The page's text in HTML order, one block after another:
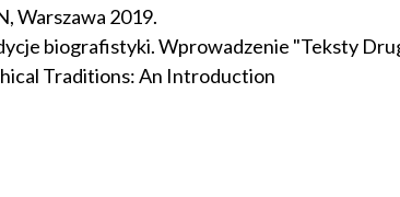
Warszawa 2019.
biografistyki. Wprowadzenie "Teksty
Traditions: An Introduction